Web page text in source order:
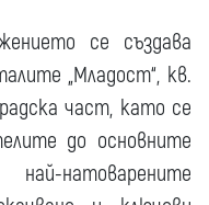
се създава
„Младост“, кв.
част, като се
до основните
натоварените